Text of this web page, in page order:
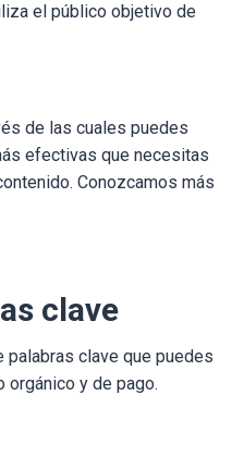
el público objetivo de
de las cuales puedes
efectivas que necesitas
Conozcamos más
clave
clave que puedes
orgánico y de pago.